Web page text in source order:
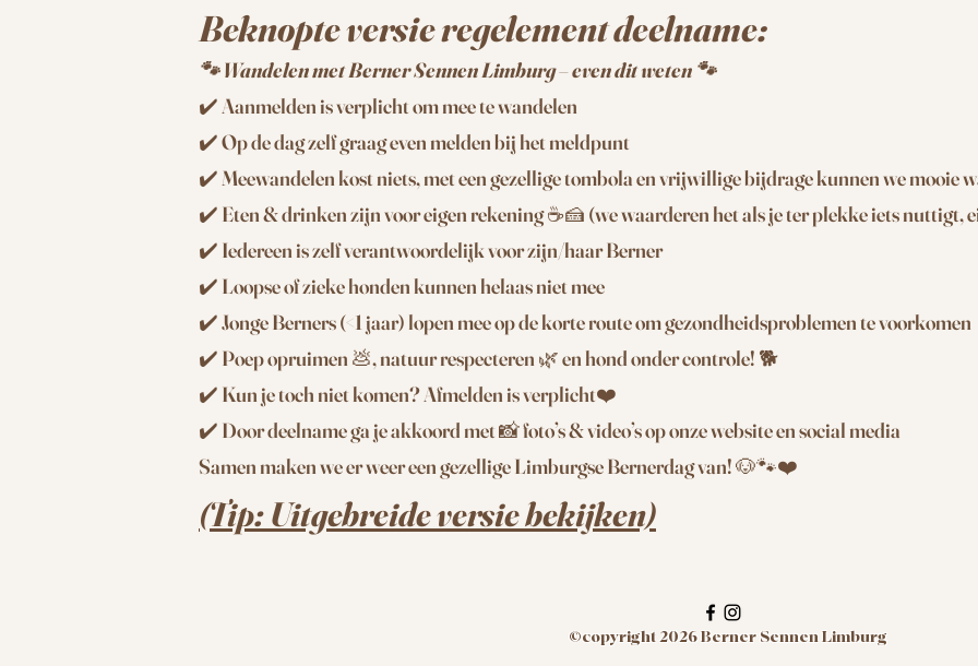
Beknopte versie regelement deelname:
🐾 Wandelen met Berner Sennen Limburg – even dit weten 🐾
✔️ Aanmelden is verplicht om mee te wandelen
✔️ Op de dag zelf graag even melden bij het meldpunt
✔️ Meewandelen kost niets, met een gezellige tombola en vrijwillige bijdrage kunnen we mooie
✔️ Eten & drinken zijn voor eigen rekening ☕🍰 (we waarderen het als je ter plekke iets nuttigt,
✔️ Iedereen is zelf verantwoordelijk voor zijn/haar Berner
✔️ Loopse of zieke honden kunnen helaas niet mee
✔️ Jonge Berners (<1 jaar) lopen mee op de korte route om gezondheidsproblemen te voorkomen
✔️ Poep opruimen 💩, natuur respecteren 🌿 en hond onder controle! 🐕
✔️ Kun je toch niet komen? Afmelden is verplicht❤️
✔️ Door deelname ga je akkoord met 📸 foto’s & video’s op onze website en social media
Samen maken we er weer een gezellige Limburgse Bernerdag van! 🐶🐾❤️
(Tip: Uitgebreide versie bekijken)
©copyright 2026 Berner Sennen Limburg